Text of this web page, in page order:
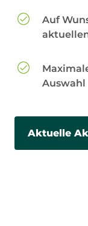
Auf
Auswahl
Aktuelle